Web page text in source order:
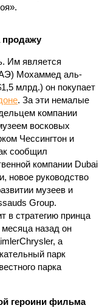
продажу
Им является
Мохаммед аль-
млрд.) он покупает
. За эти немалые
компании
восковых
Чессингтон и
сообщил
компании Dubai
новое руководство
музеев и
Group.
в стратегию принца
назад он
а
парк
парка
героини фильма